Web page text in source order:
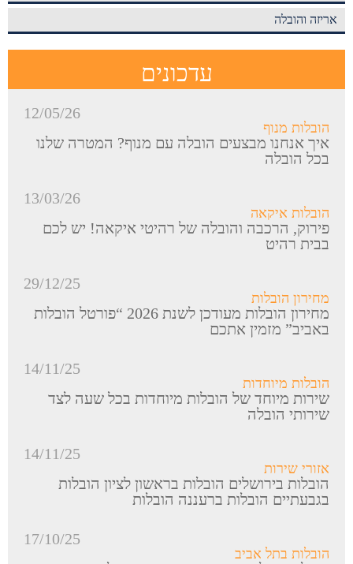
אריזה והובלה
עדכונים
12/05/26
הובלות מנוף
איך אנחנו מבצעים הובלה עם מנוף? המטרה שלנו
בכל הובלה
13/03/26
הובלות איקאה
פירוק, הרכבה והובלה של רהיטי איקאה! יש לכם
בבית רהיט
29/12/25
מחירון הובלות
מחירון הובלות מעודכן לשנת 2026 “פורטל הובלות
באביב” מזמין אתכם
14/11/25
הובלות מיוחדות
שירות מיוחד של הובלות מיוחדות בכל שעה לצד
שירותי הובלה
14/11/25
אזורי שירות
הובלות בירושלים הובלות בראשון לציון הובלות
בגבעתיים הובלות ברעננה הובלות
17/10/25
הובלות בתל אביב